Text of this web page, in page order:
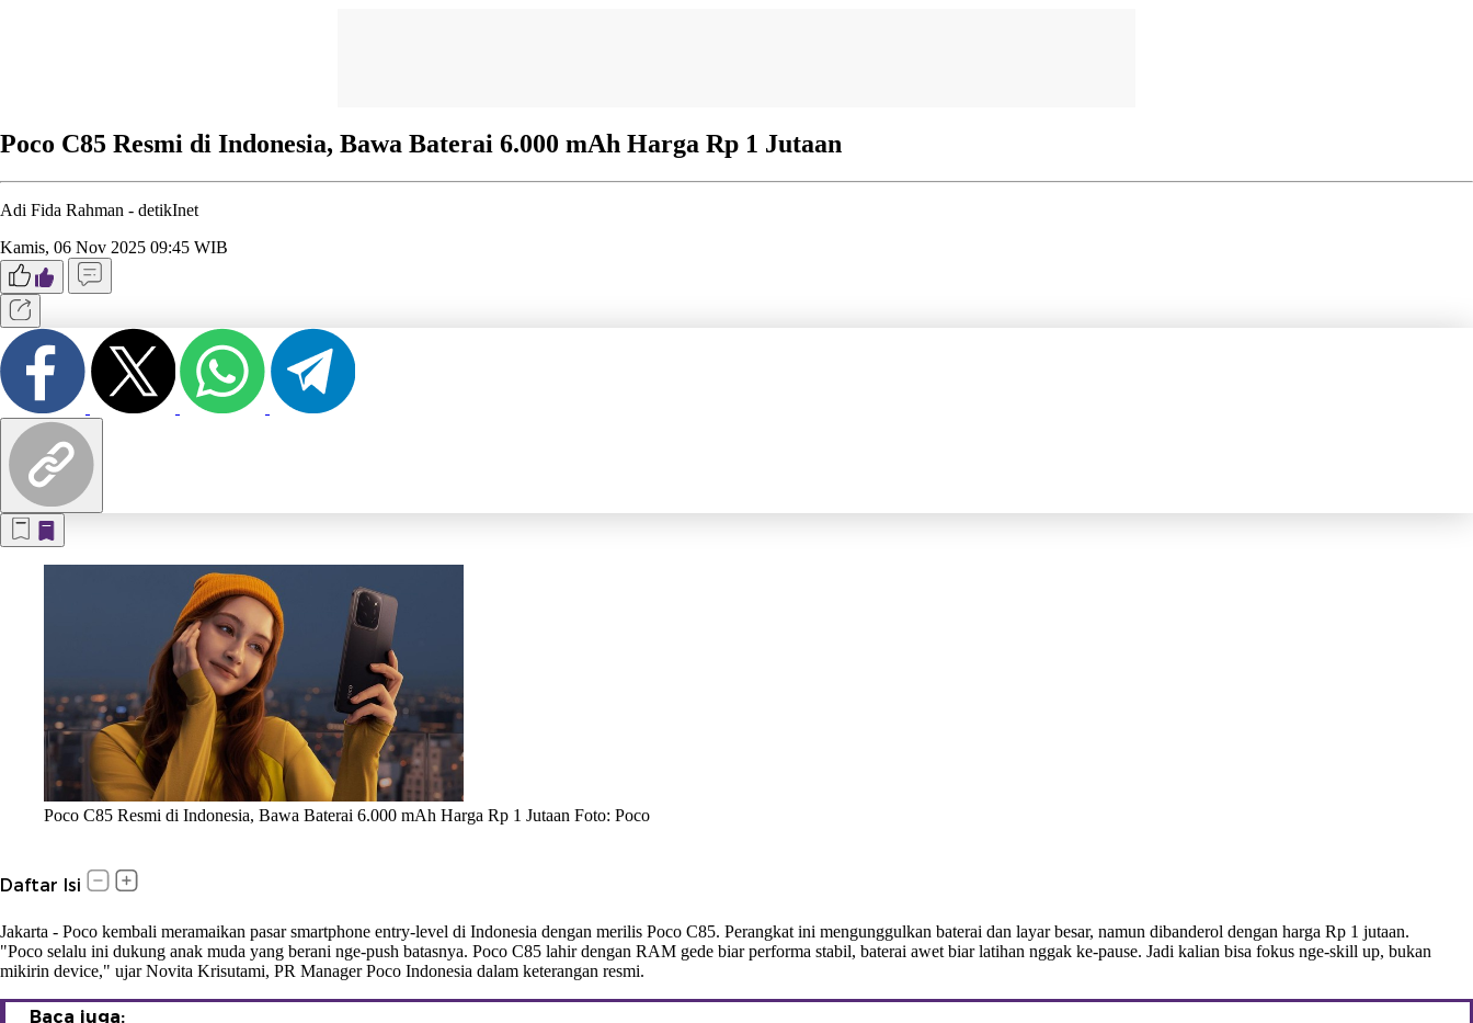
Poco C85 Resmi di Indonesia, Bawa Baterai 6.000 mAh Harga Rp 1 Jutaan
Adi Fida Rahman - detikInet
Kamis, 06 Nov 2025 09:45 WIB
Poco C85 Resmi di Indonesia, Bawa Baterai 6.000 mAh Harga Rp 1 Jutaan Foto: Poco
Daftar Isi
Jakarta - Poco kembali meramaikan pasar smartphone entry-level di Indonesia dengan merilis Poco C85. Perangkat ini mengunggulkan baterai dan layar besar, namun dibanderol dengan harga Rp 1 jutaan.
"Poco selalu ini dukung anak muda yang berani nge-push batasnya. Poco C85 lahir dengan RAM gede biar performa stabil, baterai awet biar latihan nggak ke-pause. Jadi kalian bisa fokus nge-skill up, bukan
mikirin device," ujar Novita Krisutami, PR Manager Poco Indonesia dalam keterangan resmi.
Baca juga: